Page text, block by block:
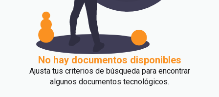
No hay documentos disponibles
Ajusta tus criterios de búsqueda para encontrar
algunos documentos tecnológicos.